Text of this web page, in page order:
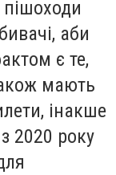
аби
є те,
мають
інакше
2020 року